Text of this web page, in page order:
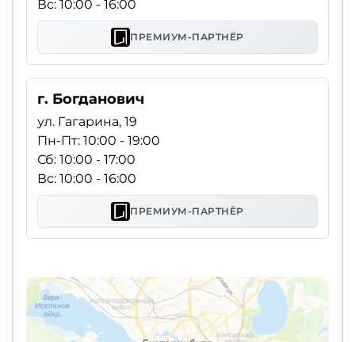
Вс: 10:00 - 16:00
ПРЕМИУМ-ПАРТНЁР
г. Богданович
ул. Гагарина, 19
Пн-Пт: 10:00 - 19:00
Сб: 10:00 - 17:00
Вс: 10:00 - 16:00
ПРЕМИУМ-ПАРТНЁР